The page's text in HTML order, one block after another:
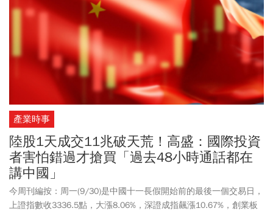
產業時事
陸股1天成交11兆破天荒！高盛：國際投資
者害怕錯過才搶買「過去48小時通話都在
講中國」
今周刊編按：周一(9/30)是中國十一長假開始前的最後一個交易日，
上證指數收3336.5點，大漲8.06%，深證成指飆漲10.67%，創業板